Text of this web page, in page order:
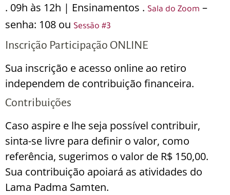
. 09h às 12h | Ensinamentos . Sala do Zoom –
senha: 108 ou Sessão #3
Inscrição Participação ONLINE
Sua inscrição e acesso online ao retiro
independem de contribuição financeira.
Contribuições
Caso aspire e lhe seja possível contribuir,
sinta-se livre para definir o valor, como
referência, sugerimos o valor de R$ 150,00.
Sua contribuição apoiará as atividades do
Lama Padma Samten.